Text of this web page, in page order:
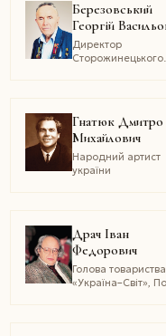
Березовський
Георгій
Директор
Сторожинецького
Гнатюк Дмитро
Михайлович
Народний артист
україни
Драч Іван
Федорович
Голова товариства
«Україна–Світ»,